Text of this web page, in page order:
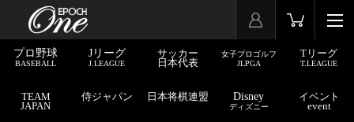
プロ野球
BASEBALL
Jリーグ
J.LEAGUE
サッカー
日本代表
女子プロゴルフ
JLPGA
Tリーグ
T.LEAGUE
TEAM
JAPAN
侍ジャパン 日本将棋連盟 Disney
ディズニー
イベント
event